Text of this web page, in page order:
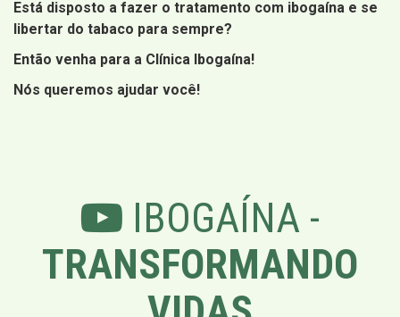
Está disposto a fazer o tratamento com ibogaína e se
libertar do tabaco para sempre?
Então venha para a Clínica Ibogaína!
Nós queremos ajudar você!
IBOGAÍNA -
TRANSFORMANDO